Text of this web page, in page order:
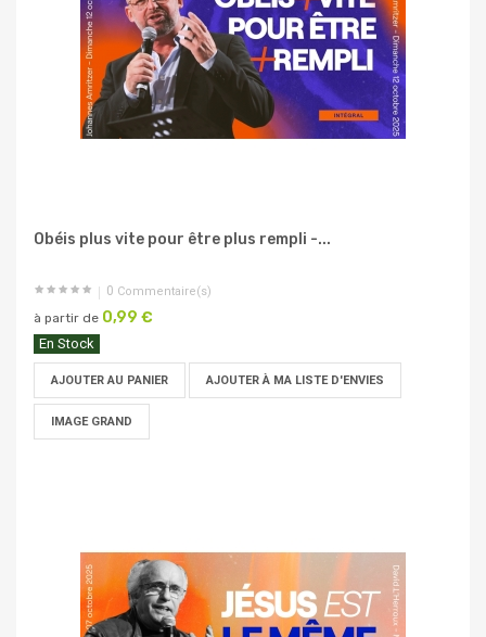
Obéis plus vite pour être plus rempli -...
0 Commentaire(s)
à partir de 0,99 €
En Stock
AJOUTER AU PANIER AJOUTER À MA LISTE D'ENVIES
IMAGE GRAND